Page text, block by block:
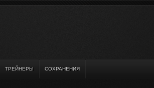
ТРЕЙНЕРЫ СОХРАНЕНИЯ